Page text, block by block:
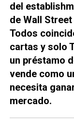
del
de Wall
Todos
cartas y solo
un préstamo
vende como
necesita
mercado.